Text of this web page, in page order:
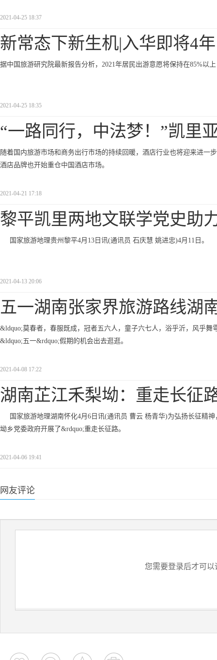
2021-04-25 18:37
新常态下新生机|入华即将4
据中国旅游研究院最新报告分析，2021年居民出游意愿将保持在85%以
2021-04-25 18:35
“一路同行，中法梦！”凯里
随着国内旅游市场和商务出行市场的持续回暖，酒店行业也将迎来进一
酒店品牌也开始重仓中国酒店市场。
2021-04-21 17:18
黎平凯里两地文联学党史助
国家旅游地理贵州黎平4月13日讯(通讯员 石庆慧 姚进忠)4月11日。
2021-04-13 20:06
五一湖南张家界旅游路线湖
&ldquo;莫春者，春服既成，冠者五六人，童子六七人，浴乎沂，风乎
&ldquo;五一&rdquo;假期的机会出去逛逛。
2021-04-08 17:22
湖南芷江禾梨坳：重走长征
国家旅游地理湖南怀化4月6日讯(通讯员 曹云 杨青华)为弘扬长征精
坳乡党委政府开展了&rdquo;重走长征路。
2021-04-06 19:41
网友评论
您需要登录后才可以